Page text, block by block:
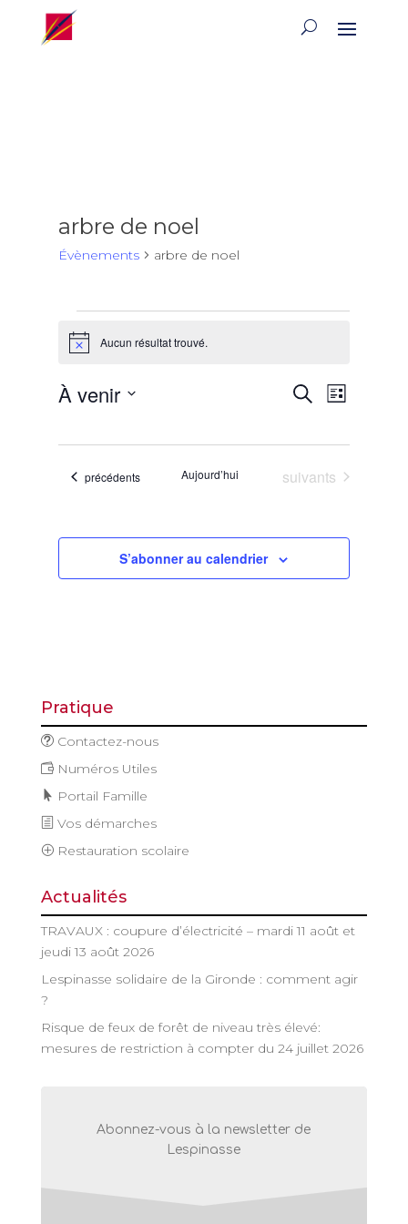
arbre de noel
Évènements arbre de noel
NoticeAucun résultat trouvé.
vues
Recherche
de
Liste
À venir
Évènements
précédents Aujourd’hui Évènements
suivants
S’abonner au calendrier
Pratique
Contactez-nous
Numéros Utiles
Portail Famille
Vos démarches
Restauration scolaire
Actualités
TRAVAUX : coupure d’électricité – mardi 11 août et
jeudi 13 août 2026
Lespinasse solidaire de la Gironde : comment agir
?
Risque de feux de forêt de niveau très élevé:
mesures de restriction à compter du 24 juillet 2026
Abonnez-vous à la newsletter de
Lespinasse